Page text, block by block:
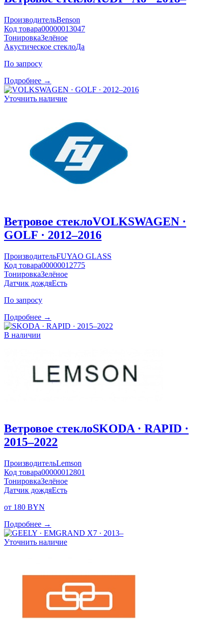
ПроизводительBenson
Код товара00000013047
ТонировкаЗелёное
Акустическое стеклоДа
По запросу
Подробнее →
Уточнить наличие
Ветровое стеклоVOLKSWAGEN ·
GOLF · 2012–2016
ПроизводительFUYAO GLASS
Код товара00000012775
ТонировкаЗелёное
Датчик дождяЕсть
По запросу
Подробнее →
В наличии
Ветровое стеклоSKODA · RAPID ·
2015–2022
ПроизводительLemson
Код товара00000012801
ТонировкаЗелёное
Датчик дождяЕсть
от 180 BYN
Подробнее →
Уточнить наличие